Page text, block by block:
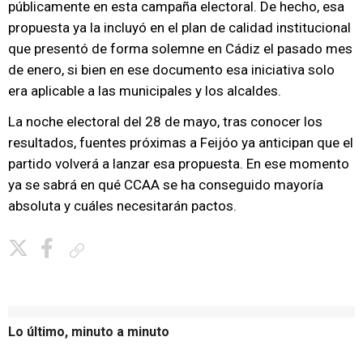
públicamente en esta campaña electoral. De hecho, esa
propuesta ya la incluyó en el plan de calidad institucional
que presentó de forma solemne en Cádiz el pasado mes
de enero, si bien en ese documento esa iniciativa solo
era aplicable a las municipales y los alcaldes.
La noche electoral del 28 de mayo, tras conocer los
resultados, fuentes próximas a Feijóo ya anticipan que el
partido volverá a lanzar esa propuesta. En ese momento
ya se sabrá en qué CCAA se ha conseguido mayoría
absoluta y cuáles necesitarán pactos.
Lo último, minuto a minuto